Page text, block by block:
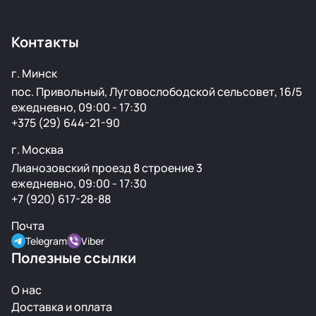
Контакты
г. Минск
пос. Привольный, Луговослободской сельсовет, 16/5
ежедневно, 09:00 - 17:30
+375 (29) 644-21-90
г. Москва
Лианозовский проезд 8 строение 3
ежедневно, 09:00 - 17:30
+7 (920) 617-28-88
Почта
Telegram Viber
Полезные ссылки
О нас
Доставка и оплата